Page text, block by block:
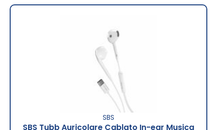
SBS
SBS Tubb Auricolare Cablato In-ear Musica